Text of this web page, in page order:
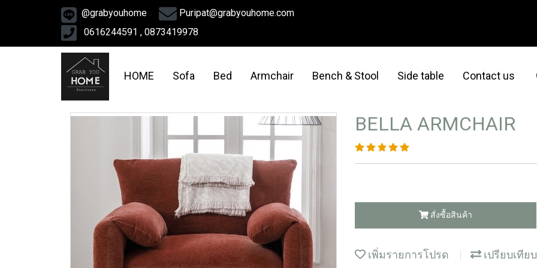
@grabyouhome
Puripat@grabyouhome.com
0616244591 , 0873419978
HOME Sofa Bed Armchair Bench & Stool Side table Contact us
BELLA ARMCHAIR
สั่งซื้อสินค้า
เพิ่มรายการโปรด เปรียบเทียบ